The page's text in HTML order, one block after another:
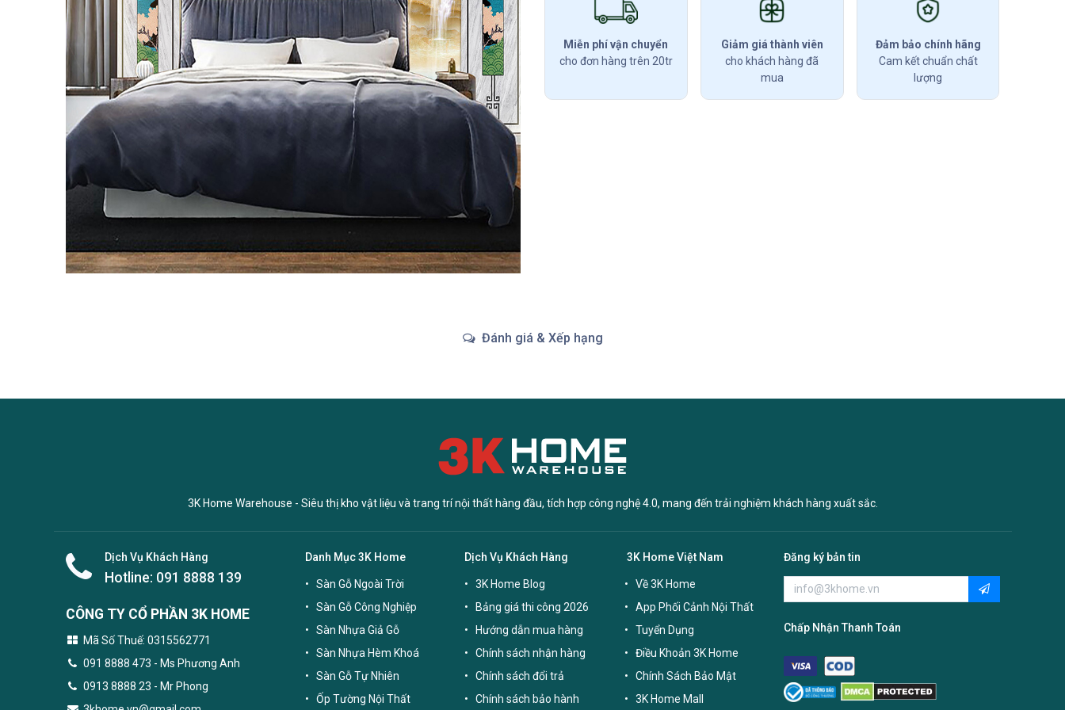
Miễn phí vận chuyển
cho đơn hàng trên 20tr
Giảm giá thành viên
cho khách hàng đã
mua
Đảm bảo chính hãng
Cam kết chuẩn chất
lượng
Đánh giá & Xếp hạng
3K Home Warehouse - Siêu thị kho vật liệu và trang trí nội thất hàng đầu, tích hợp công nghệ 4.0, mang đến trải nghiệm khách hàng xuất sắc.
Dịch Vụ Khách Hàng
Hotline: 091 8888 139
CÔNG TY CỔ PHẦN 3K HOME
Mã Số Thuế: 0315562771
091 8888 473 - Ms Phương Anh
0913 8888 23 - Mr Phong
Danh Mục 3K Home
Sàn Gỗ Ngoài Trời
Sàn Gỗ Công Nghiệp
Sàn Nhựa Giả Gỗ
Sàn Nhựa Hèm Khoá
Sàn Gỗ Tự Nhiên
Ốp Tường Nội Thất
Dịch Vụ Khách Hàng
3K Home Blog
Bảng giá thi công 2026
Hướng dẫn mua hàng
Chính sách nhận hàng
Chính sách đổi trả
Chính sách bảo hành
3K Home Việt Nam
Về 3K Home
App Phối Cảnh Nội Thất
Tuyển Dụng
Điều Khoản 3K Home
Chính Sách Bảo Mật
3K Home Mall
Đăng ký bản tin
Chấp Nhận Thanh Toán